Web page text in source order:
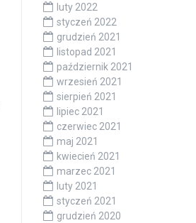
luty 2022
styczeń 2022
grudzień 2021
listopad 2021
październik 2021
wrzesień 2021
sierpień 2021
lipiec 2021
czerwiec 2021
maj 2021
kwiecień 2021
marzec 2021
luty 2021
styczeń 2021
grudzień 2020